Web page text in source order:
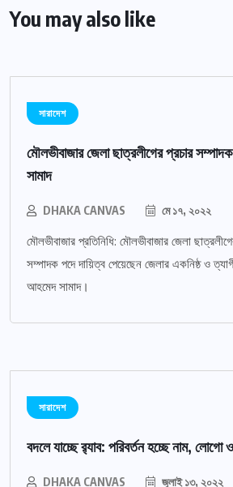
You may also like
সারাদেশ
মৌলভীবাজার জেলা ছাত্রলীগের প্রচার
সামাদ
DHAKA CANVAS মে ১৭, ২০২২
মৌলভীবাজার প্রতিনিধি: মৌলভীবাজার জেলা
সম্পাদক পদে দায়িত্ব পেয়েছেন জেলার একনিষ্ঠ ও
আহমেদ সামাদ।
সারাদেশ
বদলে যাচ্ছে র‌্যাব: পরিবর্তন হচ্ছে নাম, লোগো
DHAKA CANVAS জুলাই ১৩, ২০২২